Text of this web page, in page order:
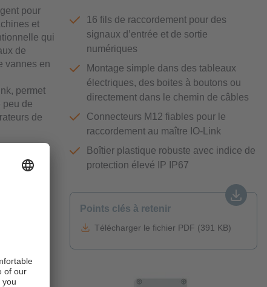
pour
et
qui
de
vannes en
permet
peu de
de
signal
La
une
16 fils de raccordement pour des
signaux d’entrée et de sortie
numériques
Montage simple dans des tableaux
électriques, des boites à boutons ou
directement dans le chemin de câbles
Connecteurs M12 fiables pour le
raccordement au maître IO-Link
Boîtier plastique robuste avec indice de
protection élevé IP IP67
Points clés à retenir
Télécharger le fichier PDF (391 KB)